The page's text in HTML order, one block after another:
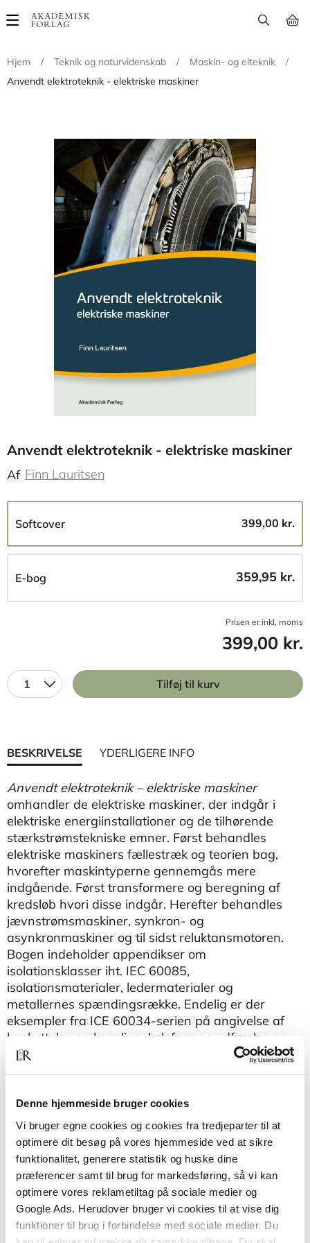
Denne hjemmeside bruger cookies
Vi bruger egne cookies og cookies fra tredjeparter til at
optimere dit besøg på vores hjemmeside ved at sikre
funktionalitet, generere statistik og huske dine
præferencer samt til brug for markedsføring, så vi kan
optimere vores reklametiltag på sociale medier og
Google Ads. Herudover bruger vi cookies til at vise dig
funktioner til brug i forbindelse med sociale medier. Du
Main
Hjem
/ Teknik og naturvidenskab / Maskin- og elteknik
/
Anvendt elektroteknik - elektriske maskiner
Anvendt elektroteknik - elektriske maskiner
Af Finn Lauritsen
Softcover 399,00 kr.
E-bog 359,95 kr.
Prisen er inkl, moms
399,00 kr.
1 Tilføj til kurv
BESKRIVELSE YDERLIGERE INFO
Anvendt elektroteknik – elektriske maskiner
omhandler de elektriske maskiner, der indgår i
elektriske energiinstallationer og de tilhørende
stærkstrømstekniske emner. Først behandles
elektriske maskiners fællestræk og teorien bag,
hvorefter maskintyperne gennemgås mere
indgående. Først transformere og beregning af
kredsløb hvori disse indgår. Herefter behandles
jævnstrømsmaskiner, synkron- og
asynkronmaskiner og til sidst reluktansmotoren.
Bogen indeholder appendikser om
isolationsklasser iht. IEC 60085,
isolationsmaterialer, ledermaterialer og
metallernes spændingsrække. Endelig er der
eksempler fra ICE 60034-serien på angivelse af
beskyttelse og kapsling, køleformer, udførelse og
montage samt driftsarter.
elektroteknikaf samme forfatter og forudsætter
derfor fysiske og matematiske kundskaber
svarende til dennes slutniveau.
Anvendt elektroteknik – elektriske maskiner er
målrettet de videregående tekniske uddannelser,
især på erhvervsakademierne og
maskinmesterskolerne og lægger vægt på en
praktisk anvendelsesorienteret tilgang til stoffet.